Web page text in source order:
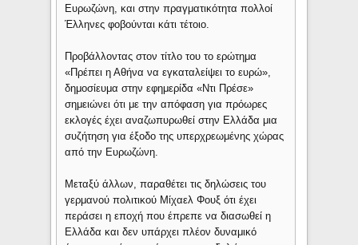
Ευρωζώνη, και στην πραγματικότητα πολλοί
Έλληνες φοβούνται κάτι τέτοιο.
Προβάλλοντας στον τίτλο του το ερώτημα
«Πρέπει η Αθήνα να εγκαταλείψει το ευρώ»,
δημοσίευμα στην εφημερίδα «Ντι Πρέσε»
σημειώνει ότι με την απόφαση για πρόωρες
εκλογές έχει αναζωπυρωθεί στην Ελλάδα μια
συζήτηση για έξοδο της υπερχρεωμένης χώρας
από την Ευρωζώνη.
Μεταξύ άλλων, παραθέτει τις δηλώσεις του
γερμανού πολιτικού Μίχαελ Φουξ ότι έχει
περάσει η εποχή που έπρεπε να διασωθεί η
Ελλάδα και δεν υπάρχει πλέον δυναμικό